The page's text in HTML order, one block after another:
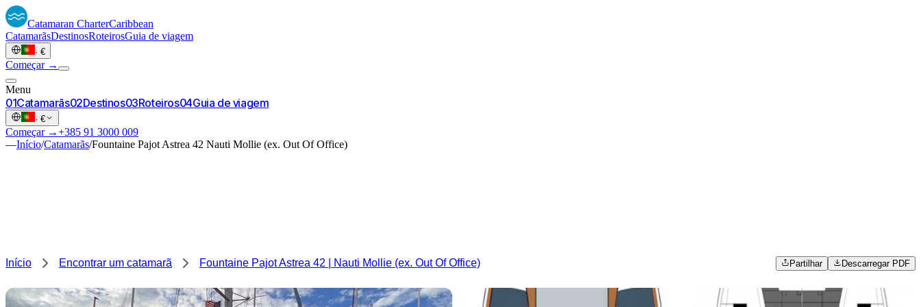
Catamaran CharterCaribbean
CatamarãsDestinosRoteirosGuia de viagem
· €
Começar →
Menu
01Catamarãs02Destinos03Roteiros04Guia de viagem
· €
Começar →+385 91 3000 009
—Início/Catamarãs/Fountaine Pajot Astrea 42 Nauti Mollie (ex. Out Of Office)
Início Encontrar um catamarã Fountaine Pajot Astrea 42 | Nauti Mollie (ex. Out Of Office) Partilhar Descarregar PDF